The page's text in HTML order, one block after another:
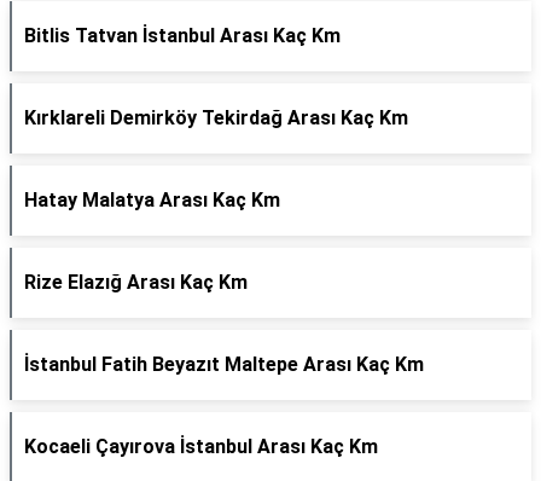
Bitlis Tatvan İstanbul Arası Kaç Km
Kırklareli Demirköy Tekirdağ Arası Kaç Km
Hatay Malatya Arası Kaç Km
Rize Elazığ Arası Kaç Km
İstanbul Fatih Beyazıt Maltepe Arası Kaç Km
Kocaeli Çayırova İstanbul Arası Kaç Km